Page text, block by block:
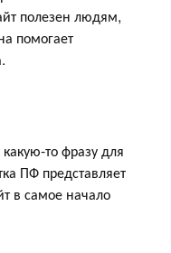
полезен людям,
помогает
то фразу для
ПФ представляет
в самое начало